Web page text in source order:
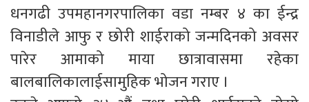
धनगढी उपमहानगरपालिका वडा नम्बर ४ का ईन्द्र
विनाडीले आफु र छोरी शाईराको जन्मदिनको अवसर
पारेर आमाको माया छात्रावासमा रहेका
बालबालिकालाईसामुहिक भोजन गराए ।